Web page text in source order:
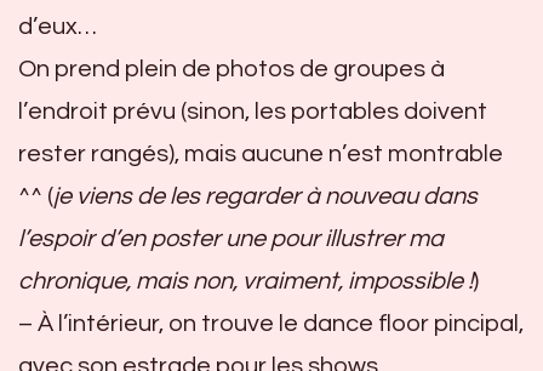
d’eux…
On prend plein de photos de groupes à
l’endroit prévu (sinon, les portables doivent
rester rangés), mais aucune n’est montrable
^^ (je viens de les regarder à nouveau dans
l’espoir d’en poster une pour illustrer ma
chronique, mais non, vraiment, impossible !)
– À l’intérieur, on trouve le dance floor pincipal,
avec son estrade pour les shows